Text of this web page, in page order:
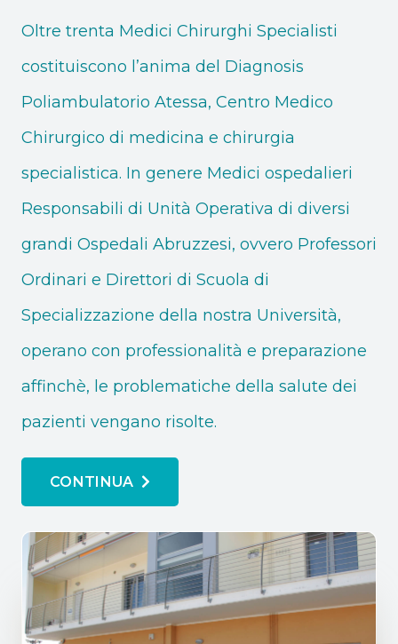
Oltre trenta Medici Chirurghi Specialisti
costituiscono l’anima del Diagnosis
Poliambulatorio Atessa, Centro Medico
Chirurgico di medicina e chirurgia
specialistica. In genere Medici ospedalieri
Responsabili di Unità Operativa di diversi
grandi Ospedali Abruzzesi, ovvero Professori
Ordinari e Direttori di Scuola di
Specializzazione della nostra Università,
operano con professionalità e preparazione
affinchè, le problematiche della salute dei
pazienti vengano risolte.
CONTINUA